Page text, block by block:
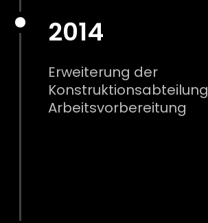
2014
Erweiterung der
Arbeitsvorbereitung